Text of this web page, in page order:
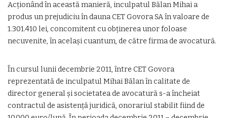
Acționând în această manieră, inculpatul Bălan Mihai a
produs un prejudiciu în dauna CET Govora SA în valoare de
1.301.410 lei, concomitent cu obținerea unor foloase
necuvenite, în același cuantum, de către firma de avocatură.
În cursul lunii decembrie 2011, între CET Govora
reprezentată de inculpatul Mihai Bălan în calitate de
director general și societatea de avocatură s-a încheiat
contractul de asistență juridică, onorariul stabilit fiind de